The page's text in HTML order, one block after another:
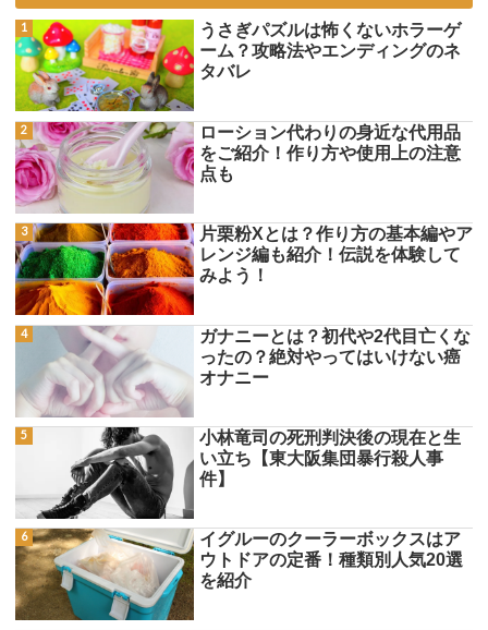
うさぎパズルは怖くないホラーゲ
ーム？攻略法やエンディングのネ
タバレ
ローション代わりの身近な代用品
をご紹介！作り方や使用上の注意
点も
片栗粉Xとは？作り方の基本編やア
レンジ編も紹介！伝説を体験して
みよう！
ガナニーとは？初代や2代目亡くな
ったの？絶対やってはいけない癌
オナニー
小林竜司の死刑判決後の現在と生
い立ち【東大阪集団暴行殺人事
件】
イグルーのクーラーボックスはア
ウトドアの定番！種類別人気20選
を紹介